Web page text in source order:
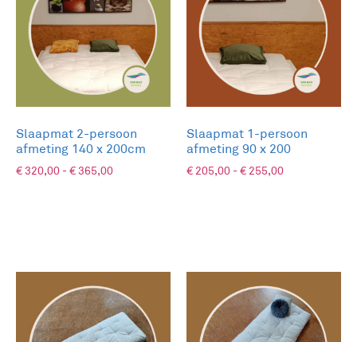
Slaapmat 2-persoon
afmeting 140 x 200cm
€320,00 -€365,00
Slaapmat 1-persoon
afmeting 90 x 200
€ 205,00 -€ 255,00